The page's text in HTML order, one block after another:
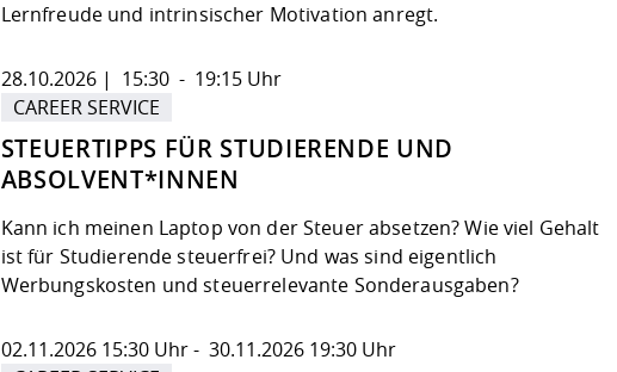
Lernfreude und intrinsischer Motivation anregt.
STEUERTIPPS FÜR STUDIERENDE UND
ABSOLVENT*INNEN
28.10.2026 | 15:30 - 19:15 Uhr
CAREER SERVICE
Kann ich meinen Laptop von der Steuer absetzen? Wie viel Gehalt
ist für Studierende steuerfrei? Und was sind eigentlich
Werbungskosten und steuerrelevante Sonderausgaben?
02.11.2026 15:30 Uhr - 30.11.2026 19:30 Uhr